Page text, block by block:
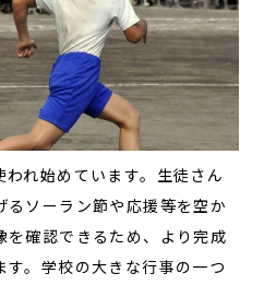
れ始めています。 生徒さん
るソーラン節や応援等を空か
を確認できるため、より完成
。 学校の大きな行事の一つ